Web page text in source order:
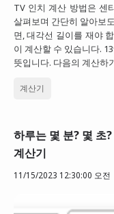
TV 인치 계산 방법은 센
살펴보며 간단히 알아보
면, 대각선 길이를 재야
이 계산할 수 있습니다.
뜻입니다. 다음의 계산하
계산기
하루는 몇 분? 몇 초
계산기
11/15/2023 12:30:00 오전